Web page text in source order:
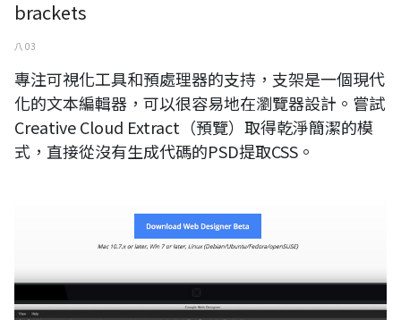
brackets
八 03
專注可視化工具和預處理器的支持，支架是一個現代
化的文本編輯器，可以很容易地在瀏覽器設計。嘗試
Creative Cloud Extract（預覽）取得乾淨簡潔的模
式，直接從沒有生成代碼的PSD提取CSS。